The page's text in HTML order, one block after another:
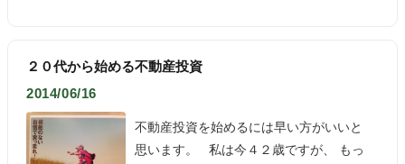
２０代から始める不動産投資
2014/06/16
不動産投資を始めるには早い方がいいと
思います。 私は今４２歳ですが、 もっ